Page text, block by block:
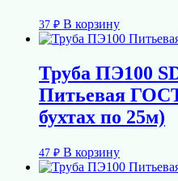
37 ₽ В корзину
Труба ПЭ100
Питьевая
бухтах по 25м)
47 ₽ В корзину